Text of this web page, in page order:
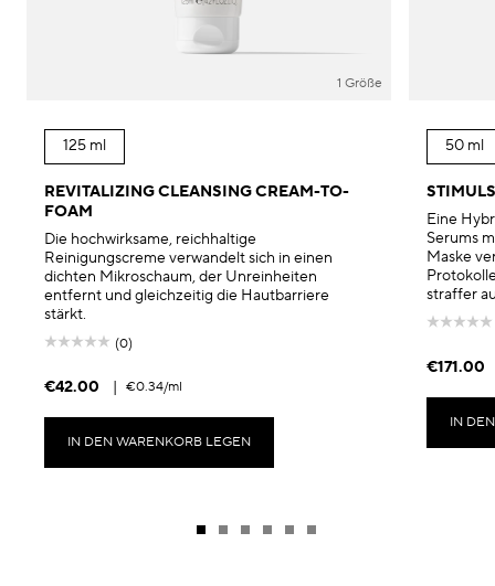
1 Größe
125 ml
REVITALIZING CLEANSING CREAM-TO-
FOAM
Die hochwirksame, reichhaltige
Reinigungscreme verwandelt sich in einen
dichten Mikroschaum, der Unreinheiten
entfernt und gleichzeitig die Hautbarriere
stärkt.
(0)
€42.00 | €0.34/ml
IN DEN WARENKORB LEGEN
50 ml
Eine
Serums
Maske
straffer
€171.00
IN